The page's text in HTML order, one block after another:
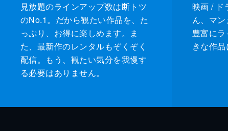
見放題のラインアップ数は断トツ
のNo.1。だから観たい作品を、た
っぷり、お得に楽しめます。ま
た、最新作のレンタルもぞくぞく
配信。もう、観たい気分を我慢す
る必要はありません。
映画 / ド
ん、マ
豊富に
きな作品